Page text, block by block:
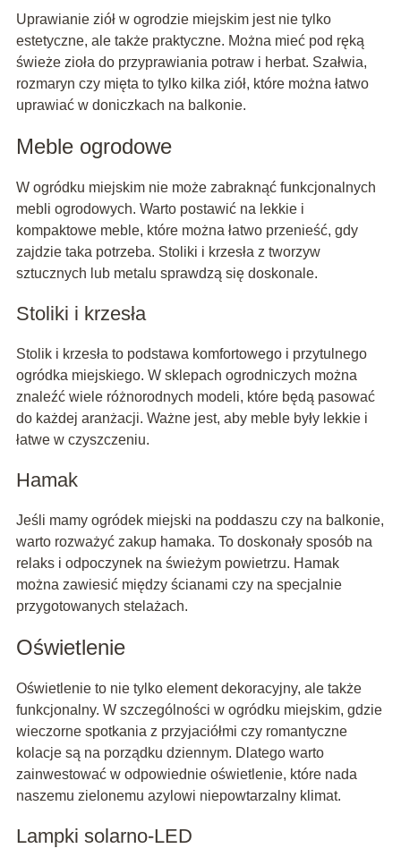
Uprawianie ziół w ogrodzie miejskim jest nie tylko
estetyczne, ale także praktyczne. Można mieć pod ręką
świeże zioła do przyprawiania potraw i herbat. Szałwia,
rozmaryn czy mięta to tylko kilka ziół, które można łatwo
uprawiać w doniczkach na balkonie.
Meble ogrodowe
W ogródku miejskim nie może zabraknąć funkcjonalnych
mebli ogrodowych. Warto postawić na lekkie i
kompaktowe meble, które można łatwo przenieść, gdy
zajdzie taka potrzeba. Stoliki i krzesła z tworzyw
sztucznych lub metalu sprawdzą się doskonale.
Stoliki i krzesła
Stolik i krzesła to podstawa komfortowego i przytulnego
ogródka miejskiego. W sklepach ogrodniczych można
znaleźć wiele różnorodnych modeli, które będą pasować
do każdej aranżacji. Ważne jest, aby meble były lekkie i
łatwe w czyszczeniu.
Hamak
Jeśli mamy ogródek miejski na poddaszu czy na balkonie,
warto rozważyć zakup hamaka. To doskonały sposób na
relaks i odpoczynek na świeżym powietrzu. Hamak
można zawiesić między ścianami czy na specjalnie
przygotowanych stelażach.
Oświetlenie
Oświetlenie to nie tylko element dekoracyjny, ale także
funkcjonalny. W szczególności w ogródku miejskim, gdzie
wieczorne spotkania z przyjaciółmi czy romantyczne
kolacje są na porządku dziennym. Dlatego warto
zainwestować w odpowiednie oświetlenie, które nada
naszemu zielonemu azylowi niepowtarzalny klimat.
Lampki solarno-LED